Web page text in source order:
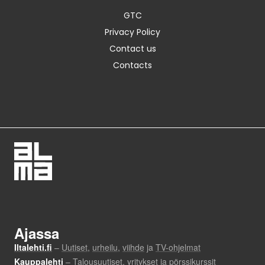
GTC
Privacy Policy
Contact us
Contacts